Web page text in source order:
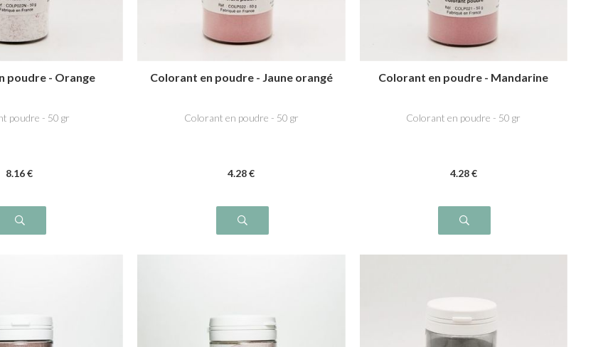
poudre - Orange
poudre - 50 gr
8.16€
Colorant en poudre - Jaune orangé
Colorant en poudre - 50 gr
4.28€
Colorant en poudre - Mandarine
Colorant en poudre - 50 gr
4.28€